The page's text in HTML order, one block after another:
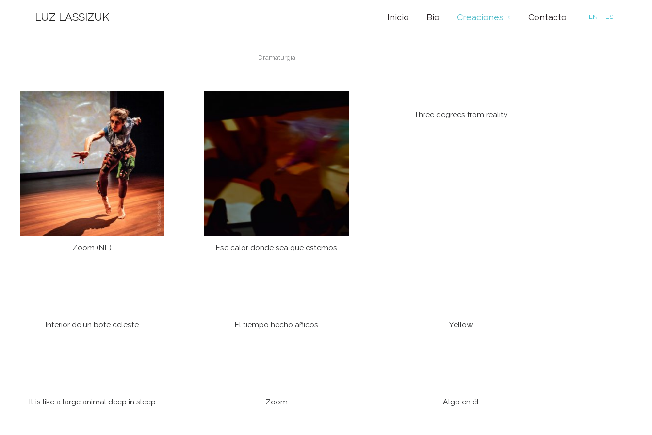
LUZ LASSIZUK Inicio Bio Creaciones Contacto EN ES
Dramaturgia
Zoom (NL) Ese calor donde sea que estemos
Three degrees from reality
Interior de un bote celeste El tiempo hecho añicos Yellow
It is like a large animal deep in sleep Zoom Algo en él